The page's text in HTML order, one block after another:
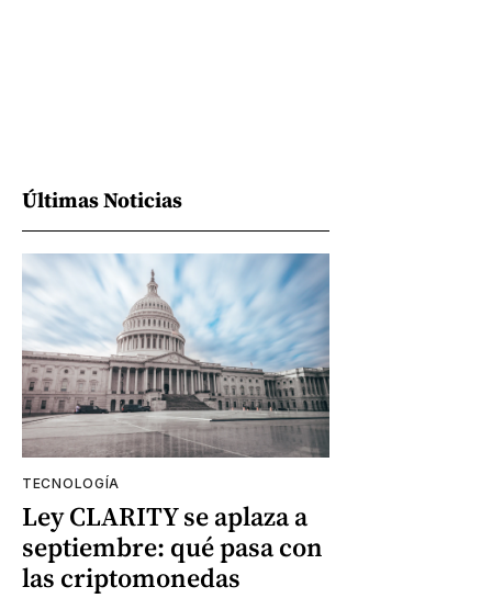
Últimas Noticias
TECNOLOGÍA
Ley CLARITY se aplaza a
septiembre: qué pasa con
las criptomonedas